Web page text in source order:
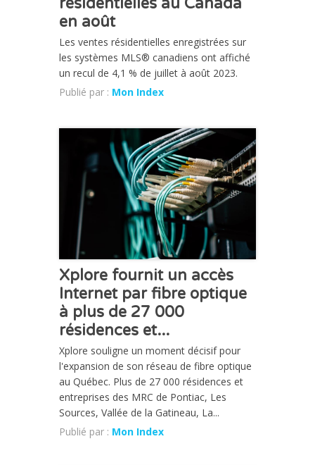
en août
Les ventes résidentielles enregistrées sur
les systèmes MLS® canadiens ont affiché
un recul de 4,1 % de juillet à août 2023.
Publié par : Mon Index
ACTUALITÉ
Xplore fournit un accès
Internet par fibre optique
à plus de 27 000
résidences et...
Xplore souligne un moment décisif pour
l'expansion de son réseau de fibre optique
au Québec. Plus de 27 000 résidences et
entreprises des MRC de Pontiac, Les
Sources, Vallée de la Gatineau, La...
Publié par : Mon Index